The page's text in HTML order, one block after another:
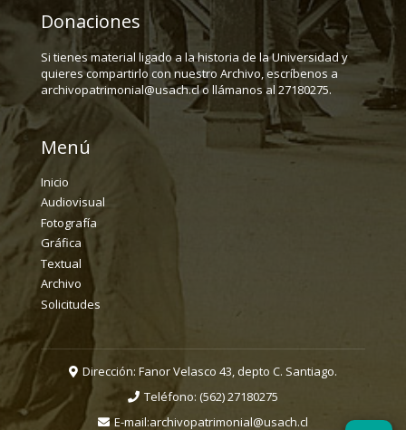
Donaciones
Si tienes material ligado a la historia de la Universidad y
quieres compartirlo con nuestro Archivo, escríbenos a
archivopatrimonial@usach.cl o llámanos al 27180275.
Menú
Inicio
Audiovisual
Fotografía
Gráfica
Textual
Archivo
Solicitudes
Dirección: Fanor Velasco 43, depto C. Santiago.
Teléfono: (562) 27180275
E-mail:archivopatrimonial@usach.cl